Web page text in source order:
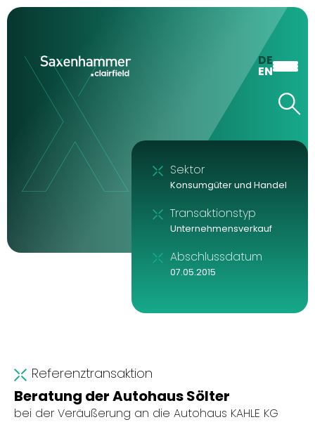
DE
EN
Referenztransaktion
Beratung der Autohaus Sölter
bei der Veräußerung an die Autohaus KAHLE KG
Sektor
Konsumgüter und Handel
Transaktionstyp
Unternehmensverkauf
Abschlussdatum
07.05.2015